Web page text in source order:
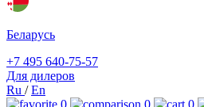
Беларусь
+7 495 640-75-57
Для дилеров
Ru /En
0
0 0